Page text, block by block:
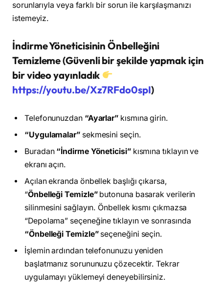
sorunlarıyla veya farklı bir sorun ile karşılaşmanızı
istemeyiz.
İndirme Yöneticisinin Önbelleğini
Temizleme (Güvenli bir şekilde yapmak için
bir video yayınladık
https://youtu.be/Xz7RFdo0spI)
Telefonunuzdan“Ayarlar” kısmına girin.
“Uygulamalar”sekmesini seçin.
Buradan“İndirme Yöneticisi”kısmına tıklayın ve
ekranı açın.
Açılan ekranda önbellek başlığı çıkarsa,
“Önbelleği Temizle”butonuna basarak verilerin
silinmesini sağlayın. Önbellek kısmı çıkmazsa
“Depolama” seçeneğine tıklayın ve sonrasında
“Önbelleği Temizle”seçeneğini seçin.
İşlemin ardından telefonunuzu yeniden
başlatmanız sorununuzu çözecektir. Tekrar
uygulamayı yüklemeyi deneyebilirsiniz.